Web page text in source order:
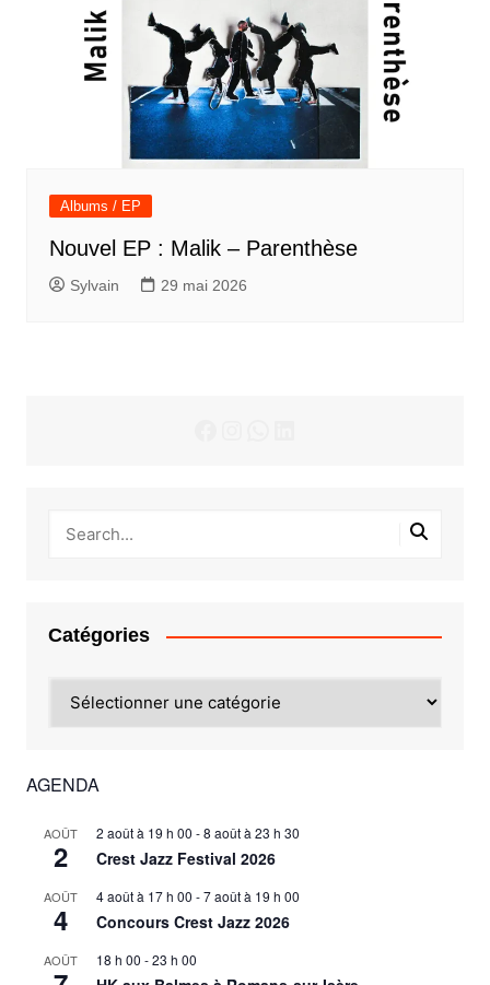
Albums / EP
Nouvel EP : Malik – Parenthèse
Sylvain 29 mai 2026
Catégories
AGENDA
AOÛT
2
2 août à 19 h 00 -8 août à 23 h 30
Crest Jazz Festival 2026
AOÛT
4
4 août à 17 h 00 -7 août à 19 h 00
Concours Crest Jazz 2026
AOÛT 18 h 00 -23 h 00